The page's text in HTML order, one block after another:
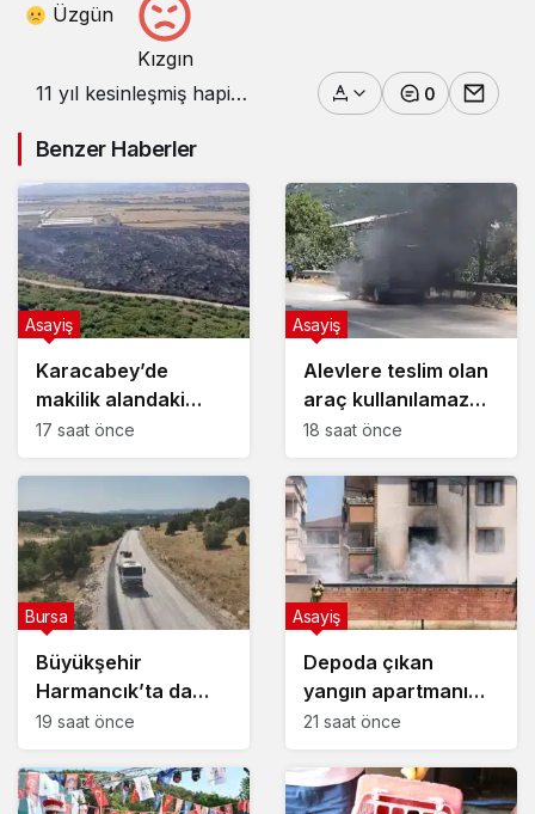
Üzgün
Kızgın
11 yıl kesinleşmiş hapis
gizlendiği ormanda
0
Benzer Haberler
Karacabey’de
makilik alandaki
yangın fabrikaya
Asayiş
17 saat önce
Alevlere teslim olan
araç kullanılamaz
hale geldi
Asayiş
18 saat önce
Büyükşehir
Harmancık’ta da
yolları yeniliyor
Bursa
19 saat önce
Depoda çıkan
yangın apartmanı
yakıyordu
Asayiş
21 saat önce